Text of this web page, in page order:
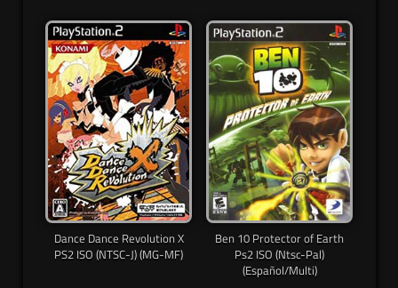
Dance Dance Revolution X
PS2 ISO (NTSC-J) (MG-MF)
Ben 10 Protector of Earth
Ps2 ISO (Ntsc-Pal)
(Español/Multi)